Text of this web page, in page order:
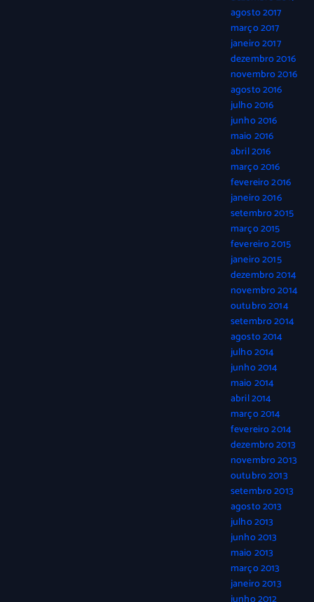
agosto 2017
março 2017
janeiro 2017
dezembro 2016
novembro 2016
agosto 2016
julho 2016
junho 2016
maio 2016
abril 2016
março 2016
fevereiro 2016
janeiro 2016
setembro 2015
março 2015
fevereiro 2015
janeiro 2015
dezembro 2014
novembro 2014
outubro 2014
setembro 2014
agosto 2014
julho 2014
junho 2014
maio 2014
abril 2014
março 2014
fevereiro 2014
dezembro 2013
novembro 2013
outubro 2013
setembro 2013
agosto 2013
julho 2013
junho 2013
maio 2013
março 2013
janeiro 2013